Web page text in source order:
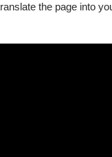
the page into
(b. 1978)｜阿爾
(b. 1973)
(1905–1999)
eta tabernako
歌曲